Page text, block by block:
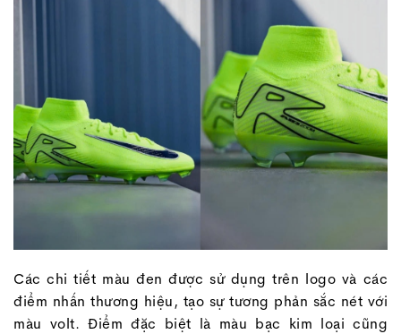
Các chi tiết màu đen được sử dụng trên logo và các
điểm nhấn thương hiệu, tạo sự tương phản sắc nét với
màu volt. Điểm đặc biệt là màu bạc kim loại cũng